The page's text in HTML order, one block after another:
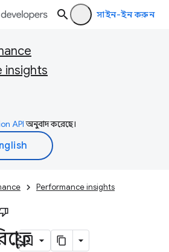
সাইন-ইন করুন
insights
APIঅনুবাদ করেছে।
Performance insights